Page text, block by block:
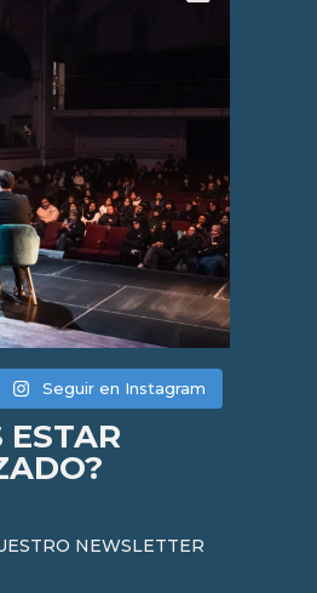
Seguir en Instagram
ESTAR
NEWSLETTER